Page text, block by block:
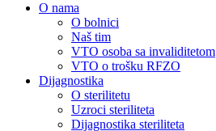
O nama
O bolnici
Naš tim
VTO osoba sa invaliditetom
VTO o trošku RFZO
Dijagnostika
O sterilitetu
Uzroci steriliteta
Dijagnostika steriliteta